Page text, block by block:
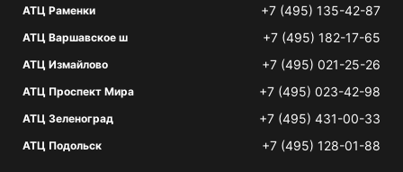
АТЦ Раменки +7 (495) 135-42-87
АТЦ Варшавское ш +7 (495) 182-17-65
АТЦ Измайлово +7 (495) 021-25-26
АТЦ Проспект Мира +7 (495) 023-42-98
АТЦ Зеленоград +7 (495) 431-00-33
АТЦ Подольск +7 (495) 128-01-88